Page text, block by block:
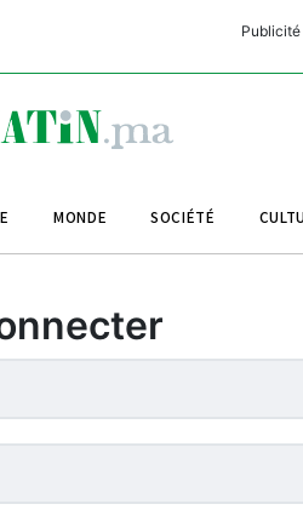
Publicité
MONDE SOCIÉTÉ